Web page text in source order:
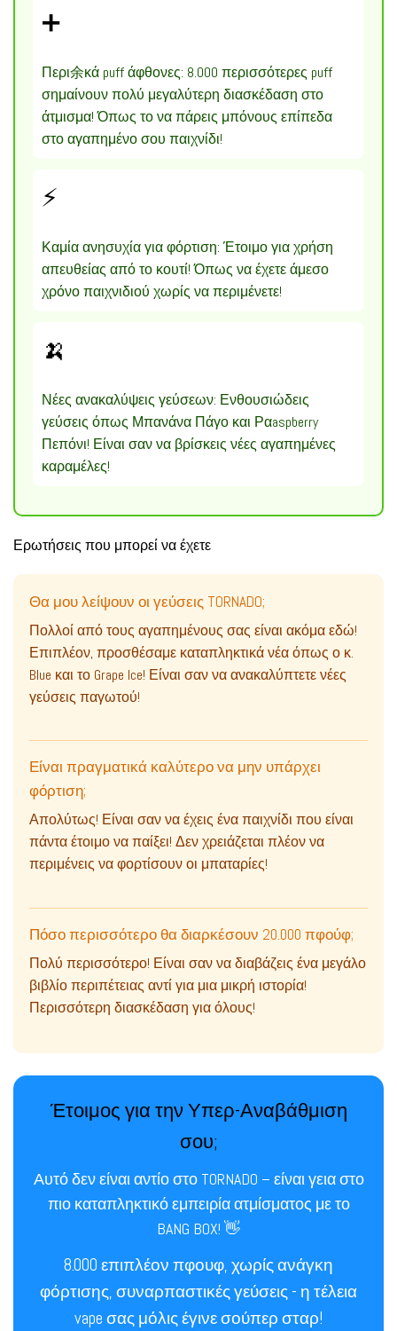
➕
Περι余κά puff άφθονες: 8.000 περισσότερες puff
σημαίνουν πολύ μεγαλύτερη διασκέδαση στο
άτμισμα! Όπως το να πάρεις μπόνους επίπεδα
στο αγαπημένο σου παιχνίδι!
⚡
Καμία ανησυχία για φόρτιση: Έτοιμο για χρήση
απευθείας από το κουτί! Όπως να έχετε άμεσο
χρόνο παιχνιδιού χωρίς να περιμένετε!
🍌
Νέες ανακαλύψεις γεύσεων: Ενθουσιώδεις
γεύσεις όπως Μπανάνα Πάγο και Ραaspberry
Πεπόνι! Είναι σαν να βρίσκεις νέες αγαπημένες
καραμέλες!
Ερωτήσεις που μπορεί να έχετε
Θα μου λείψουν οι γεύσεις TORNADO;
Πολλοί από τους αγαπημένους σας είναι ακόμα εδώ!
Επιπλέον, προσθέσαμε καταπληκτικά νέα όπως ο κ.
Blue και το Grape Ice! Είναι σαν να ανακαλύπτετε νέες
γεύσεις παγωτού!
Είναι πραγματικά καλύτερο να μην υπάρχει
φόρτιση;
Απολύτως! Είναι σαν να έχεις ένα παιχνίδι που είναι
πάντα έτοιμο να παίξει! Δεν χρειάζεται πλέον να
περιμένεις να φορτίσουν οι μπαταρίες!
Πόσο περισσότερο θα διαρκέσουν 20.000 πφούφ;
Πολύ περισσότερο! Είναι σαν να διαβάζεις ένα μεγάλο
βιβλίο περιπέτειας αντί για μια μικρή ιστορία!
Περισσότερη διασκέδαση για όλους!
Έτοιμος για την Υπερ-Αναβάθμιση
σου;
Αυτό δεν είναι αντίο στο TORNADO – είναι γεια στο
πιο καταπληκτικό εμπειρία ατμίσματος με το
BANG BOX! 👋
8.000 επιπλέον πφουφ, χωρίς ανάγκη
φόρτισης, συναρπαστικές γεύσεις - η τέλεια
vape σας μόλις έγινε σούπερ σταρ!